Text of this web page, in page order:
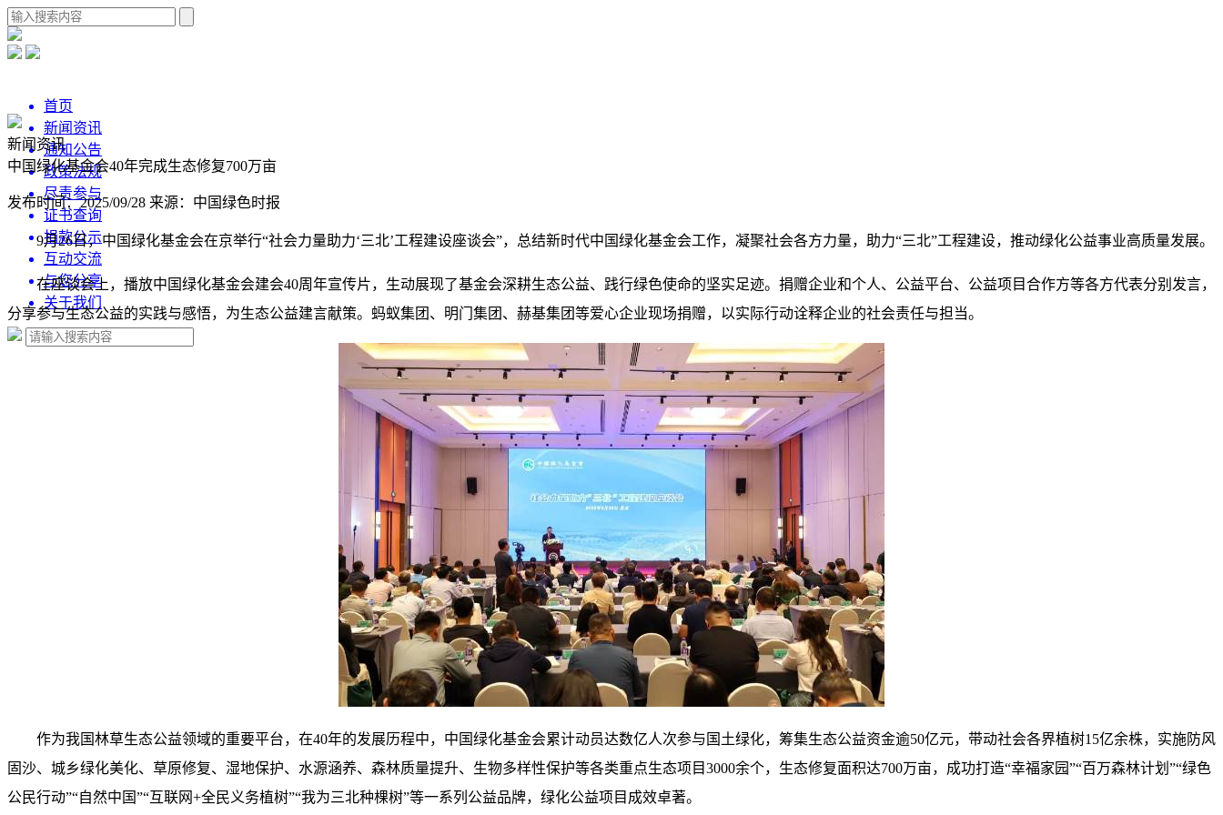
首页
新闻资讯
通知公告
政策法规
尽责参与
证书查询
捐款公示
互动交流
与您分享
关于我们
新闻资讯
中国绿化基金会40年完成生态修复700万亩
发布时间：2025/09/28 来源：中国绿色时报
9月26日，中国绿化基金会在京举行“社会力量助力‘三北’工程建设座谈会”，总结新时代中国绿化基金会工作，凝聚社会各方力量，助力“三北”工程建设，推动绿化公益事业高质量发展。
在座谈会上，播放中国绿化基金会建会40周年宣传片，生动展现了基金会深耕生态公益、践行绿色使命的坚实足迹。捐赠企业和个人、公益平台、公益项目合作方等各方代表分别发言，
分享参与生态公益的实践与感悟，为生态公益建言献策。蚂蚁集团、明门集团、赫基集团等爱心企业现场捐赠，以实际行动诠释企业的社会责任与担当。
作为我国林草生态公益领域的重要平台，在40年的发展历程中，中国绿化基金会累计动员达数亿人次参与国土绿化，筹集生态公益资金逾50亿元，带动社会各界植树15亿余株，实施防风
固沙、城乡绿化美化、草原修复、湿地保护、水源涵养、森林质量提升、生物多样性保护等各类重点生态项目3000余个，生态修复面积达700万亩，成功打造“幸福家园”“百万森林计划”“绿色
公民行动”“自然中国”“互联网+全民义务植树”“我为三北种棵树”等一系列公益品牌，绿化公益项目成效卓著。